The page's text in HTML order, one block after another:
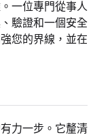
一位專門從事人
驗證和一個安全
您的界線，並在
力一步。它釐清